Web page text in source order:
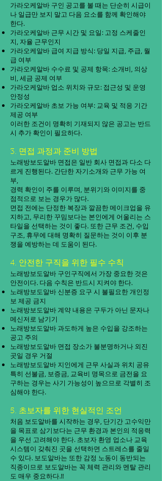
가라오케알바 구인 공고를 볼 때는 단순히 시급이
나 일급만 보지 말고 다음 요소를 함께 확인해야
한다.
가라오케알바 근무 시간 및 요일: 고정 스케줄인
지, 자율 근무인지
가라오케알바 급여 지급 방식: 당일 지급, 주급, 월
급 여부
가라오케알바 수수료 및 공제 항목: 소개비, 의상
비, 세금 공제 여부
가라오케알바 업소 위치와 규모: 접근성 및 운영
안정성
가라오케알바 초보 가능 여부: 교육 및 적응 기간
제공 여부
이러한 조건이 명확히 기재되지 않은 공고는 반드
시 추가 확인이 필요하다.
3. 면접 과정과 준비 방법
노래방보도알바 면접은 일반 회사 면접과 다소 다
르게 진행된다. 간단한 자기소개와 근무 가능 여
부,
경력 확인이 주를 이루며, 분위기와 이미지를 중
점적으로 보는 경우가 많다.
면접 전에는 단정한 복장과 깔끔한 메이크업을 유
지하고, 무리한 꾸밈보다는 본인에게 어울리는 스
타일을 선택하는 것이 좋다. 또한 근무 조건, 수입
구조, 휴무에 대해 명확히 질문하는 것이 이후 분
쟁을 예방하는 데 도움이 된다.
4. 안전한 구직을 위한 필수 수칙
노래방보도알바 구인구직에서 가장 중요한 것은
안전이다. 다음 수칙은 반드시 지켜야 한다.
노래방보도알바 신분증 요구 시 불필요한 개인정
보 제공 금지
노래방보도알바 계약 내용은 구두가 아닌 문자나
메신저로 남기기
노래방보도알바 과도하게 높은 수입을 강조하는
공고 주의
노래방보도알바 면접 장소가 불분명하거나 외진
곳일 경우 거절
노래방보도알바 지인에게 근무 사실과 위치 공유
특히 선불금, 보증금, 교육비 명목으로 금전을 요
구하는 경우는 사기 가능성이 높으므로 각별히 조
심해야 한다.
5. 초보자를 위한 현실적인 조언
처음 보도알바를 시작하는 경우, 단기간 고수익만
을 목표로 삼기보다는 근무 환경과 본인의 적응력
을 우선 고려해야 한다. 초보자 환영 업소나 교육
시스템이 갖춰진 곳을 선택하면 스트레스를 줄일
수 있다. 보도알바는 또한 감정 노동이 동반되는
직종이므로 보도알바는 꼭 체력 관리와 멘탈 관리
도 매우 중요하다.!!